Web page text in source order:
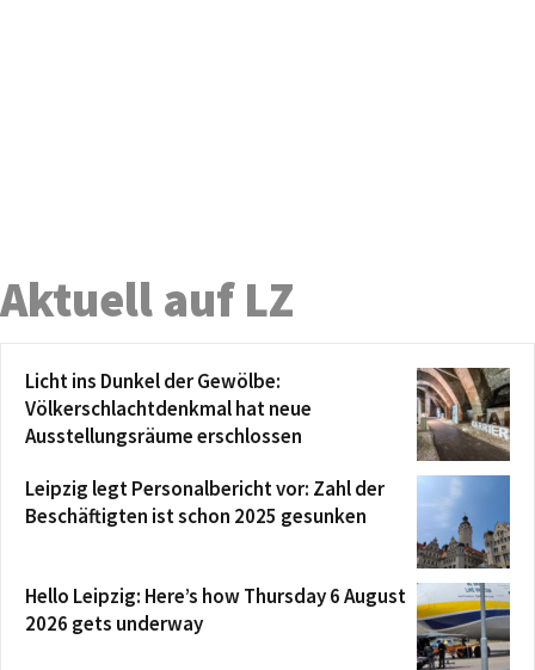
Aktuell auf LZ
Licht ins Dunkel der Gewölbe:
Völkerschlachtdenkmal hat neue
Ausstellungsräume erschlossen
Leipzig legt Personalbericht vor: Zahl der
Beschäftigten ist schon 2025 gesunken
Hello Leipzig: Here’s how Thursday 6 August
2026 gets underway